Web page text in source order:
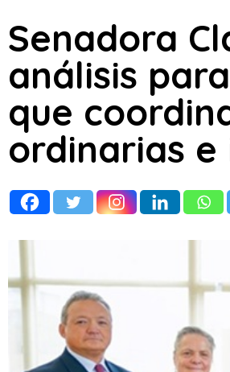
Senadora
análisis
que
ordinarias e